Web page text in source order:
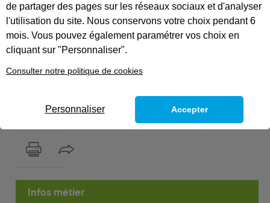
Couvreur(euse)-
Zingueur(euse) - Marcey les
Grèves
NormandiePubliée le 12/05/2026
Infos métier
de partager des pages sur les réseaux sociaux et d'analyser
l'utilisation du site. Nous conservons votre choix pendant 6
mois. Vous pouvez également paramétrer vos choix en
cliquant sur "Personnaliser".
Consulter notre politique de cookies
Personnaliser Accepter